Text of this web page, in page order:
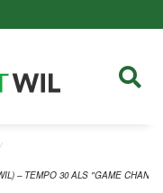
– TEMPO 30 ALS "GAME